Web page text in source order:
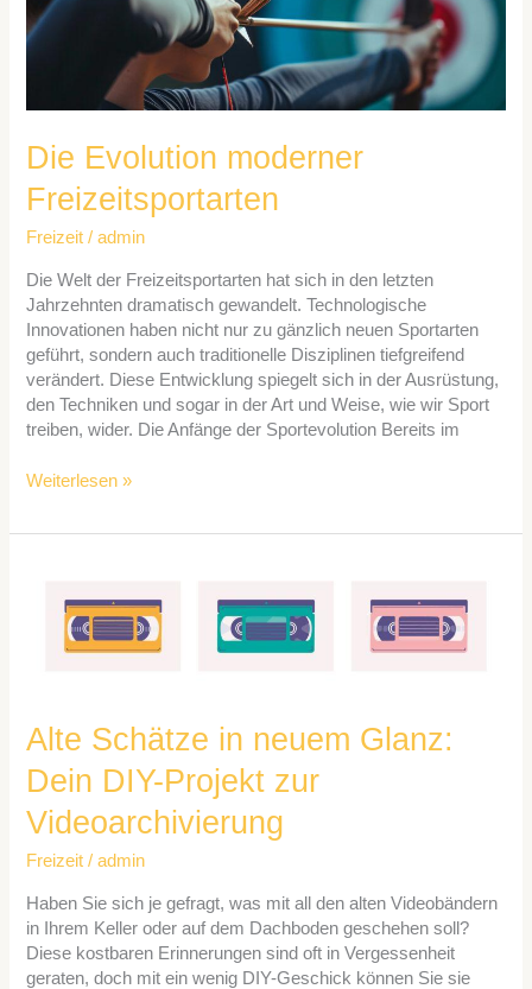
Die Evolution moderner
Freizeitsportarten
Freizeit /admin
Die Welt der Freizeitsportarten hat sich in den letzten
Jahrzehnten dramatisch gewandelt. Technologische
Innovationen haben nicht nur zu gänzlich neuen Sportarten
geführt, sondern auch traditionelle Disziplinen tiefgreifend
verändert. Diese Entwicklung spiegelt sich in der Ausrüstung,
den Techniken und sogar in der Art und Weise, wie wir Sport
treiben, wider. Die Anfänge der Sportevolution Bereits im
Weiterlesen »
Alte Schätze in neuem Glanz:
Dein DIY-Projekt zur
Videoarchivierung
Freizeit /admin
Haben Sie sich je gefragt, was mit all den alten Videobändern
in Ihrem Keller oder auf dem Dachboden geschehen soll?
Diese kostbaren Erinnerungen sind oft in Vergessenheit
geraten, doch mit ein wenig DIY-Geschick können Sie sie
Schätze
neuem
Projekt
zur
Videoarchivierung